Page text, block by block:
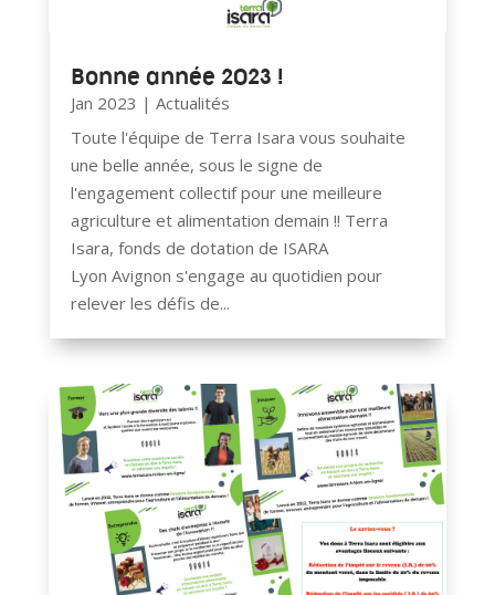
Bonne année 2023 !
Jan 2023 | Actualités
Toute l'équipe de Terra Isara vous souhaite
une belle année, sous le signe de
l'engagement collectif pour une meilleure
agriculture et alimentation demain !! Terra
Isara, fonds de dotation de ISARA
Lyon Avignon s'engage au quotidien pour
relever les défis de...